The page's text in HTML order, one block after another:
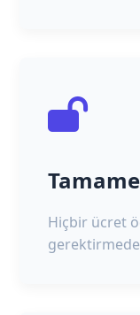
Hiçbir ücret